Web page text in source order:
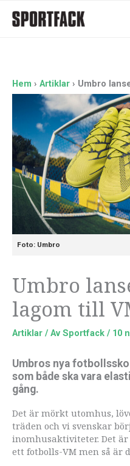
Hem Artiklar Umbro
Foto: Umbro
Umbro
lagom till
Artiklar / Av Sportfack / 10
Umbros nya
som både ska vara
gång.
Det är mörkt utomhus,
träden och vi svenskar
inomhusaktiviteter. Det
ett fotbolls-VM men så är